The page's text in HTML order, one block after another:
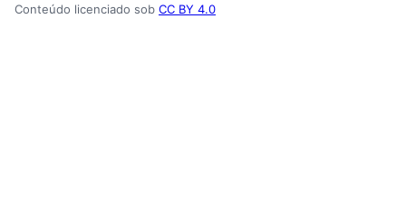
Conteúdo licenciado sob CC BY 4.0